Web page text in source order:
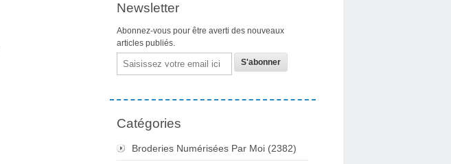
Newsletter
Abonnez-vous pour être averti des nouveaux
articles publiés.
Email
Catégories
Broderies Numérisées Par Moi (2382)